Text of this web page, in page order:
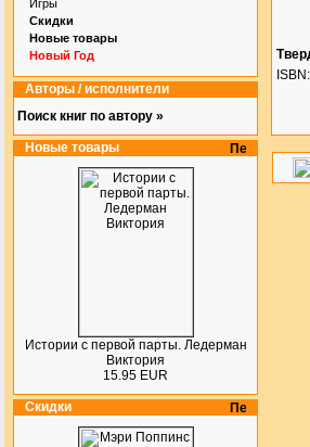
Игры
Скидки
Новые товары
Новый Год
Авторы / исполнители
Поиск книг по автору »
Новые товары
Истории с первой парты. Ледерман
Виктория
15.95 EUR
Скидки